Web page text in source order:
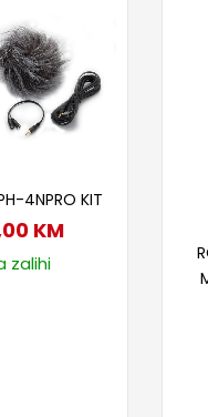
4NPRO KIT
KM
zalihi